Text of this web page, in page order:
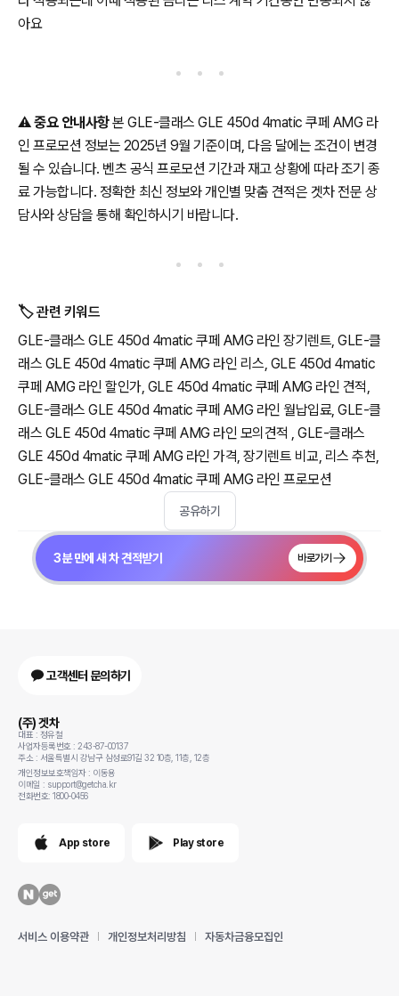
아요
⚠️중요 안내사항본 GLE-클래스 GLE 450d 4matic 쿠페 AMG 라
인 프로모션 정보는 2025년 9월 기준이며, 다음 달에는 조건이 변경
될 수 있습니다. 벤츠 공식 프로모션 기간과 재고 상황에 따라 조기 종
료 가능합니다. 정확한 최신 정보와 개인별 맞춤 견적은 겟차 전문 상
담사와 상담을 통해 확인하시기 바랍니다.
🏷️ 관련 키워드
GLE-클래스 GLE 450d 4matic 쿠페 AMG 라인 장기렌트, GLE-클
래스 GLE 450d 4matic 쿠페 AMG 라인 리스, GLE 450d 4matic
쿠페 AMG 라인 할인가, GLE 450d 4matic 쿠페 AMG 라인 견적,
GLE-클래스 GLE 450d 4matic 쿠페 AMG 라인 월납입료, GLE-클
래스 GLE 450d 4matic 쿠페 AMG 라인 모의견적 , GLE-클래스
GLE 450d 4matic 쿠페 AMG 라인 가격, 장기렌트 비교, 리스 추천,
GLE-클래스 GLE 450d 4matic 쿠페 AMG 라인 프로모션
공유하기
3분 만에 새 차 견적받기 바로가기
고객센터 문의하기
(주) 겟차
대표 : 정유철
사업자등록번호 : 243-87-00137
주소 : 서울특별시 강남구 삼성로91길 32 10층, 11층, 12층
개인정보보호책임자 : 이동용
이메일 : support@getcha.kr
전화번호: 1800-0456
App store Play store
서비스 이용약관 개인정보처리방침 자동차금융모집인